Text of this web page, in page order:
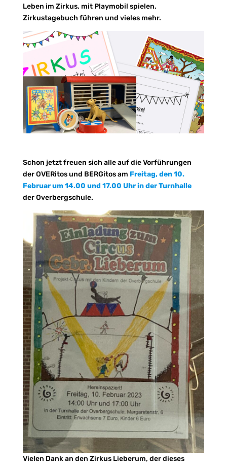
Leben im Zirkus, mit Playmobil spielen,
Zirkustagebuch führen und vieles mehr.
Schon jetzt freuen sich alle auf die Vorführungen
der OVERitos und BERGitos am Freitag, den 10.
Februar um 14.00 und 17.00 Uhr in der Turnhalle
der Overbergschule.
Vielen Dank an den Zirkus Lieberum, der dieses